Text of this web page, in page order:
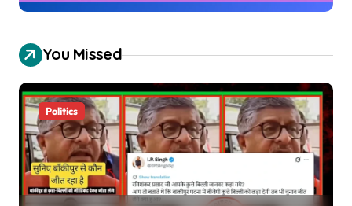
You Missed
Politics